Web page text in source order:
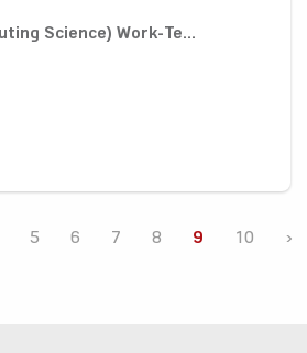
Science) Work-Te...
5 6 7 8 9 10 ›